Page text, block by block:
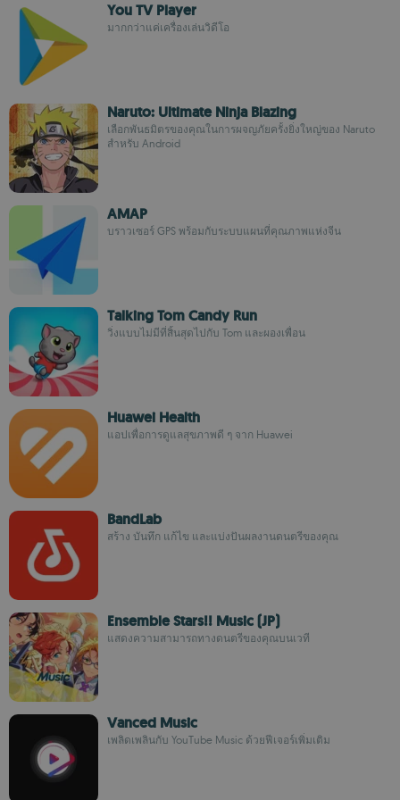
You TV Player
มากกว่าแค่เครื่องเล่นวิดีโอ
Naruto: Ultimate Ninja Blazing
เลือกพันธมิตรของคุณในการผจญภัยครั้งยิ่งใหญ่ของ Naruto
สำหรับ Android
AMAP
บราวเซอร์ GPS พร้อมกับระบบแผนที่คุณภาพแห่งจีน
Talking Tom Candy Run
วิ่งแบบไม่มีที่สิ้นสุดไปกับ Tom และผองเพื่อน
Huawei Health
แอปเพื่อการดูแลสุขภาพดี ๆ จาก Huawei
BandLab
สร้าง บันทึก แก้ไข และแบ่งปันผลงานดนตรีของคุณ
Ensemble Stars!! Music (JP)
แสดงความสามารถทางดนตรีของคุณบนเวที
Vanced Music
เพลิดเพลินกับ YouTube Music ด้วยฟีเจอร์เพิ่มเติม